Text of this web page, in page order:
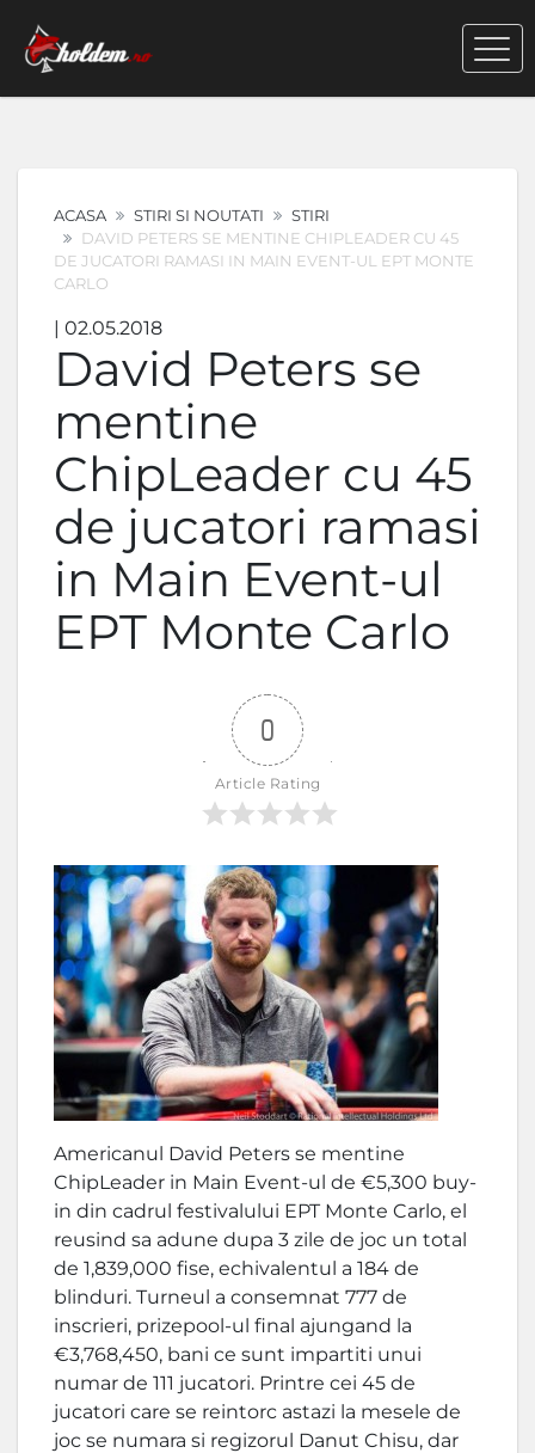
ACASA STIRI SI NOUTATI
STIRI
DAVID PETERS SE MENTINE CHIPLEADER CU 45
DE JUCATORI RAMASI IN MAIN EVENT-UL EPT MONTE
CARLO
| 02.05.2018
David Peters se
mentine
ChipLeader cu 45
de jucatori ramasi
in Main Event-ul
EPT Monte Carlo
0
Article Rating
Americanul David Peters se mentine
ChipLeader in Main Event-ul de €5,300 buy-
in din cadrul festivalului EPT Monte Carlo, el
reusind sa adune dupa 3 zile de joc un total
de 1,839,000 fise, echivalentul a 184 de
blinduri. Turneul a consemnat 777 de
inscrieri, prizepool-ul final ajungand la
€3,768,450, bani ce sunt impartiti unui
numar de 111 jucatori. Printre cei 45 de
jucatori care se reintorc astazi la mesele de
joc se numara si regizorul Danut Chisu, dar